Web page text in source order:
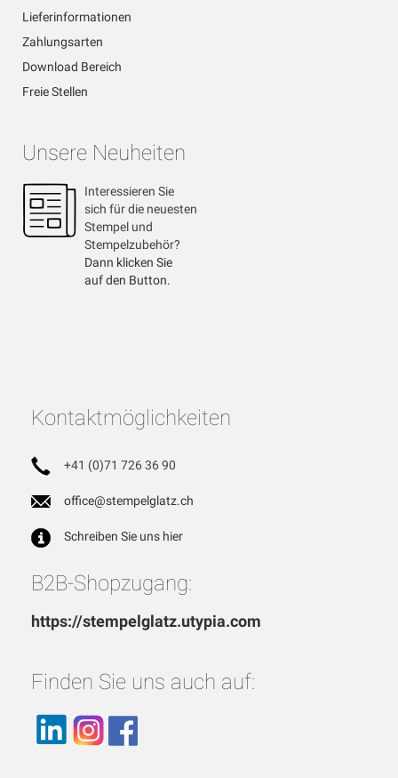
Lieferinformationen
Zahlungsarten
Download Bereich
Freie Stellen
Unsere Neuheiten
Interessieren Sie
sich für die neuesten
Stempel und
Stempelzubehör?
Dann klicken Sie
auf den Button.
Kontaktmöglichkeiten
+41 (0)71 726 36 90
office@stempelglatz.ch
Schreiben Sie uns hier
B2B-Shopzugang:
https://stempelglatz.utypia.com
Finden Sie uns auch auf: